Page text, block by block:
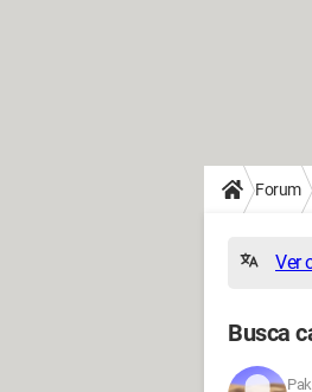
Forum
Ver
Busca